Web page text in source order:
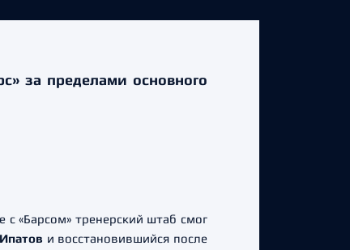
за пределами основного
«Барсом» тренерский штаб смог
и восстановившийся после